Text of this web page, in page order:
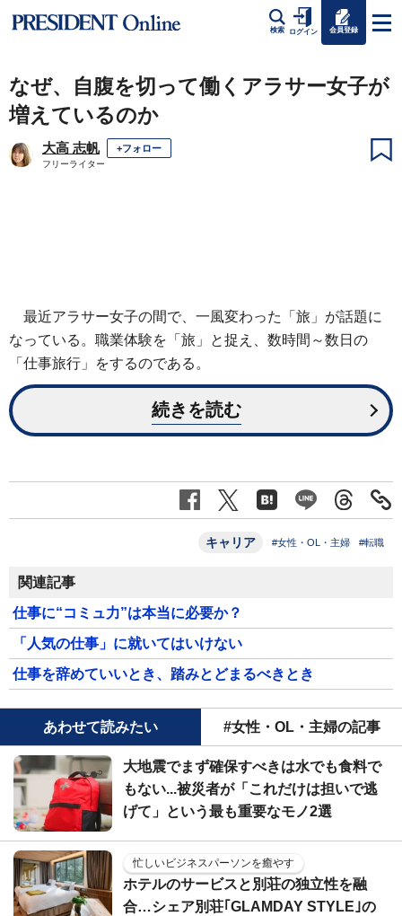
検索 ログイン 会員登録
なぜ、自腹を切って働くアラサー女子が
増えているのか
大高 志帆 +フォロー
フリーライター
最近アラサー女子の間で、一風変わった「旅」が話題に
なっている。職業体験を「旅」と捉え、数時間～数日の
「仕事旅行」をするのである。
続きを読む
キャリア #女性・OL・主婦 #転職
関連記事
仕事に“コミュ力”は本当に必要か？
「人気の仕事」に就いてはいけない
仕事を辞めていいとき、踏みとどまるべきとき
あわせて読みたい #女性・OL・主婦の記事
大地震でまず確保すべきは水でも食料で
もない...被災者が「これだけは担いで逃
げて」という最も重要なモノ2選
忙しいビジネスパーソンを癒やす
ホテルのサービスと別荘の独立性を融
合…シェア別荘｢GLAMDAY STYLE｣の